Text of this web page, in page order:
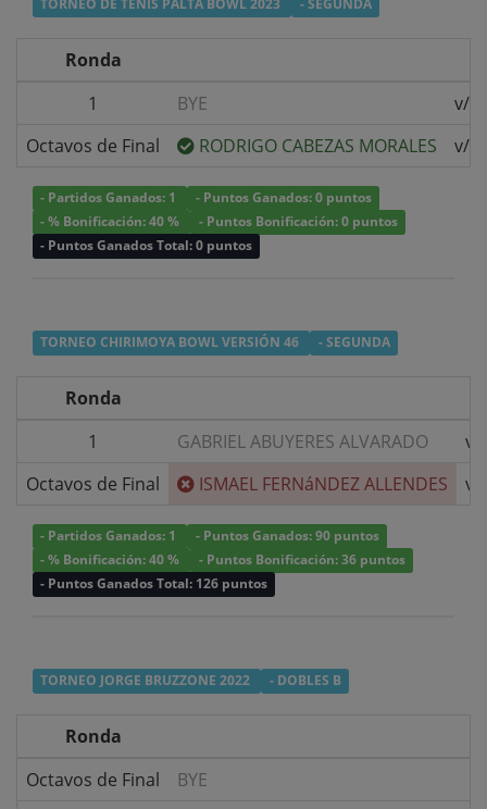
TORNEO DE TENIS PALTA BOWL 2023 - SEGUNDA
Ronda
1
BYE
v/s
Octavos de Final
RODRIGO CABEZAS MORALES v/s
- Partidos Ganados: 1
- Puntos Ganados: 0 puntos
- % Bonificación: 40 %
- Puntos Bonificación: 0 puntos
- Puntos Ganados Total: 0 puntos
TORNEO CHIRIMOYA BOWL VERSIÓN 46 - SEGUNDA
Ronda
1
GABRIEL ABUYERES ALVARADO
v/
Octavos de Final
ISMAEL FERNáNDEZ ALLENDES v/
- Partidos Ganados: 1
- Puntos Ganados: 90 puntos
- % Bonificación: 40 %
- Puntos Bonificación: 36 puntos
- Puntos Ganados Total: 126 puntos
TORNEO JORGE BRUZZONE 2022 - DOBLES B
Ronda
Octavos de Final
BYE